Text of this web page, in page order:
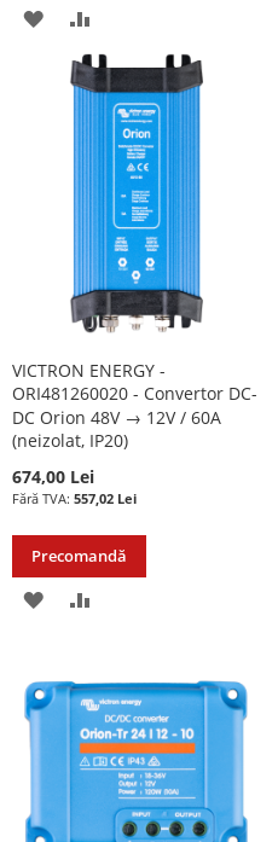
ADAUGATI
LISTA
PENTRU
COMPARARE
VICTRON ENERGY -
ORI481260020 - Convertor DC-
DC Orion 48V → 12V / 60A
(neizolat, IP20)
674,00 Lei
557,02 Lei
Precomandă
ADAUGATI
LISTA
DORINTE
COMPARARE